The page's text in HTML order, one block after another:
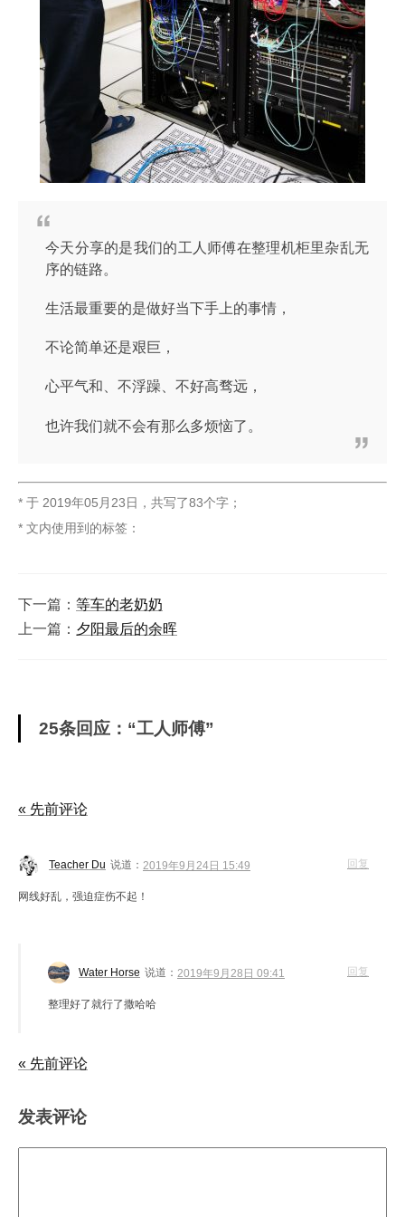
今天分享的是我们的工人师傅在整理机柜里杂乱无
序的链路。
生活最重要的是做好当下手上的事情，
不论简单还是艰巨，
心平气和、不浮躁、不好高骛远，
也许我们就不会有那么多烦恼了。
* 于 2019年05月23日 ， 共写了83个字 ；
* 文内使用到的标签：
下一篇： 等车的老奶奶
上一篇： 夕阳最后的余晖
25条回应：“工人师傅”
« 先前评论
Teacher Du 说道： 2019年9月24日 15:49
网线好乱，强迫症伤不起！
回复
Water Horse 说道： 2019年9月28日 09:41
整理好了就行了撒哈哈
回复
« 先前评论
发表评论